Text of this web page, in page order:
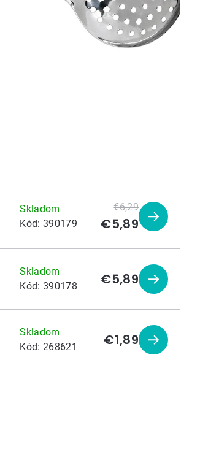
Skladom
Kód:390179
€6,29
€5,89
Zobraziť
Skladom
Kód:390178 €5,89
Zobraziť
Skladom
Kód:268621 €1,89
Zobraziť